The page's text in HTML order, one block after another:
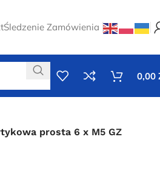
Śledzenie Zamówienia
0,00
prosta 6 x M5 GZ